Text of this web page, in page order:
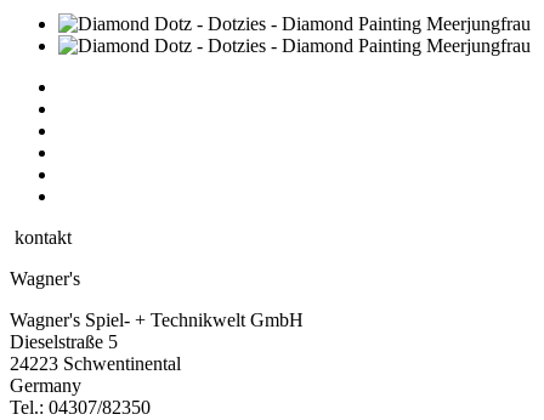
kontakt
Wagner's
Wagner's Spiel- + Technikwelt GmbH
Dieselstraße 5
24223 Schwentinental
Germany
Tel.: 04307/82350